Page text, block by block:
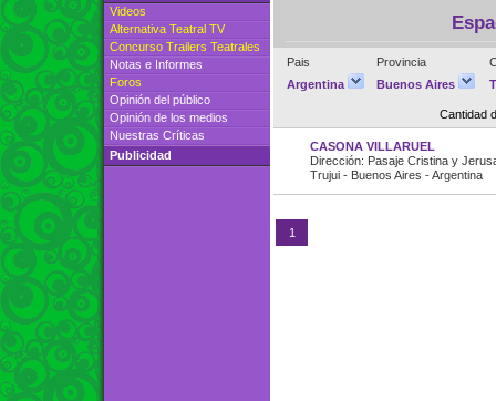
Videos
Alternativa Teatral TV
Concurso Trailers Teatrales
Notas e Informes
Foros
Opinión del público
Opinión de los medios
Nuestras Críticas
Publicidad
Pais Provincia
Argentina
Buenos Aires
Cantidad
CASONA VILLARUEL
Dirección: Pasaje Cristina y
Trujui - Buenos Aires - Argentina
1